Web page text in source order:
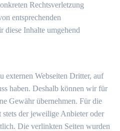
Rechtsverletzung
entsprechenden
diese Inhalte umgehend
externen Webseiten Dritter, auf
haben. Deshalb können wir für
Gewähr übernehmen. Für die
der jeweilige Anbieter oder
Die verlinkten Seiten wurden